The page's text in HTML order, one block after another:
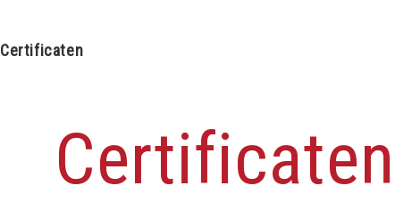
Certificaten
Certificaten